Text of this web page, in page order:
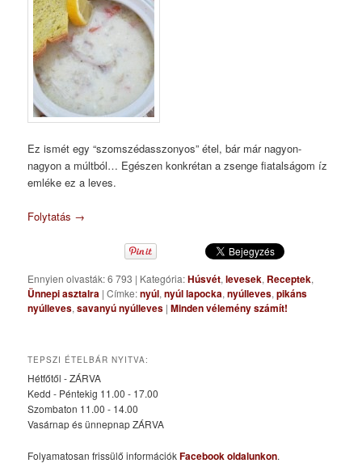
Ez ismét egy “szomszédasszonyos” étel, bár már nagyon-
nagyon a múltból… Egészen konkrétan a zsenge fiatalságom íz
emléke ez a leves.
Folytatás →
Ennyien olvasták: 6 793 | Kategória:Húsvét,levesek, Receptek,
Ünnepi asztalra |Címke:nyúl,nyúl lapocka,nyúlleves,pikáns
nyúlleves,savanyú nyúlleves |Minden vélemény számít!
TEPSZI ÉTELBÁR NYITVA:
Hétfőtől - ZÁRVA
Kedd - Péntekig 11.00 - 17.00
Szombaton 11.00 - 14.00
Vasárnap és ünnepnap ZÁRVA
Folyamatosan frissülő információkFacebook oldalunkon.